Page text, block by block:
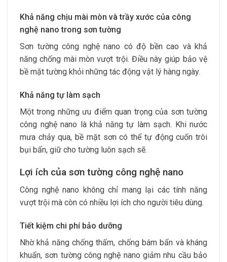
Khả năng chịu mài mòn và trầy xước của công
nghệ nano trong sơn tường
Sơn tường công nghệ nano có độ bền cao và khả
năng chống mài mòn vượt trội. Điều này giúp bảo vệ
bề mặt tường khỏi những tác động vật lý hàng ngày.
Khả năng tự làm sạch
Một trong những ưu điểm quan trọng của sơn tường
công nghệ nano là khả năng tự làm sạch. Khi nước
mưa chảy qua, bề mặt sơn có thể tự động cuốn trôi
bụi bẩn, giữ cho tường luôn sạch sẽ.
Lợi ích của sơn tường công nghệ nano
Công nghệ nano không chỉ mang lại các tính năng
vượt trội mà còn có nhiều lợi ích cho người tiêu dùng.
Tiết kiệm chi phí bảo dưỡng
Nhờ khả năng chống thấm, chống bám bẩn và kháng
khuẩn, sơn tường công nghệ nano giảm nhu cầu bảo